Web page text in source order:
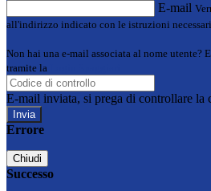
E-mail
all'indirizzo indicato con le istruzioni
Non hai una e-mail associata al nome utente?
tramite la
E-mail inviata, si prega di controllare la
Errore
Chiudi
Successo